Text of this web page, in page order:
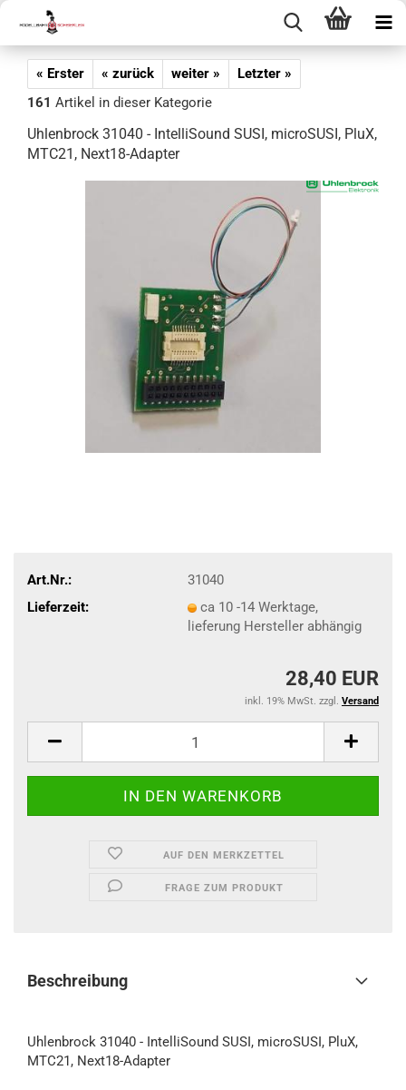
« Erster « zurück weiter »
Letzter »
161 Artikel in dieser Kategorie
Uhlenbrock 31040 - IntelliSound SUSI, microSUSI, PluX,
MTC21, Next18-Adapter
Art.Nr.:
31040
Lieferzeit:
ca 10 -14 Werktage,
lieferung Hersteller abhängig
28,40 EUR
inkl. 19% MwSt. zzgl. Versand
AUF DEN MERKZETTEL
FRAGE ZUM PRODUKT
Beschreibung
Uhlenbrock 31040 - IntelliSound SUSI, microSUSI, PluX,
MTC21, Next18-Adapter